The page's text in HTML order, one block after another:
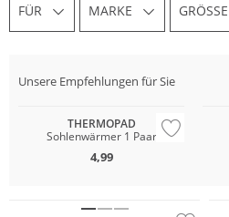
FÜR MARKE GRÖSSE
Unsere Empfehlungen für Sie
THERMOPAD
Sohlenwärmer 1 Paar
4,99